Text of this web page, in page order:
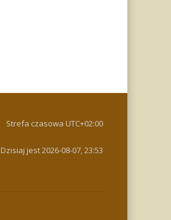
Strefa czasowa UTC+02:00
Dzisiaj jest 2026-08-07, 23:53